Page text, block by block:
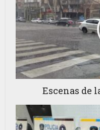
Escenas de